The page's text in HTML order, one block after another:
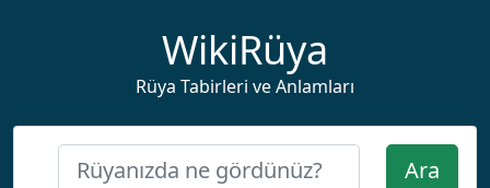
WikiRüya
Rüya Tabirleri ve Anlamları
Ara